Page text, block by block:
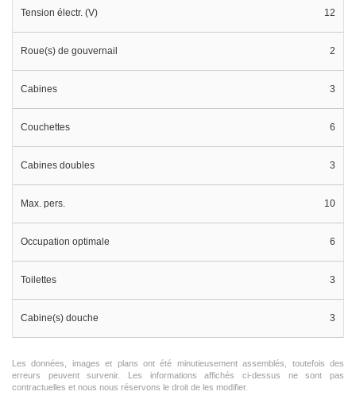
Tension électr. (V) 12
Roue(s) de gouvernail 2
Cabines 3
Couchettes 6
Cabines doubles 3
Max. pers. 10
Occupation optimale 6
Toilettes 3
Cabine(s) douche 3
Les données, images et plans ont été minutieusement assemblés, toutefois des
erreurs peuvent survenir. Les informations affichés ci-dessus ne sont pas
contractuelles et nous nous réservons le droit de les modifier.